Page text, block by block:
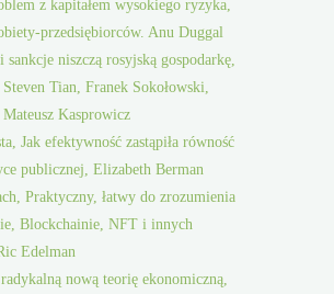
z kapitałem wysokiego ryzyka,
przedsiębiorców. Anu Duggal
niszczą rosyjską gospodarkę,
Tian, Franek Sokołowski,
Kasprowicz
Jak efektywność zastąpiła równość
publicznej, Elizabeth Berman
Praktyczny, łatwy do zrozumienia
Blockchainie, NFT i innych
Edelman
nową teorię ekonomiczną,